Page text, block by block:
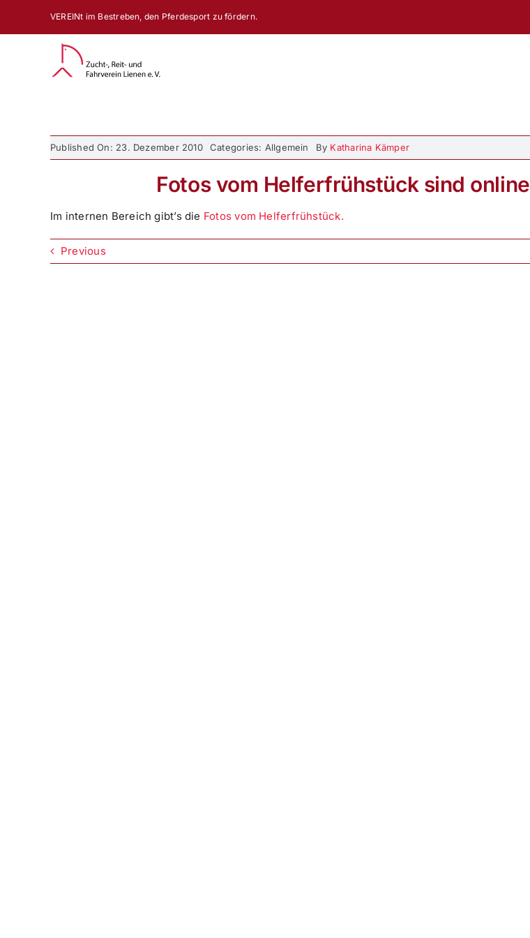
VEREINt im Bestreben, den Pferdesport zu fördern.
Published On: 23. Dezember 2010 Categories: Allgemein By Katharina Kämper
Fotos vom Helferfrühstück sind online
Im internen Bereich gibt’s die Fotos vom Helferfrühstück.
Previous